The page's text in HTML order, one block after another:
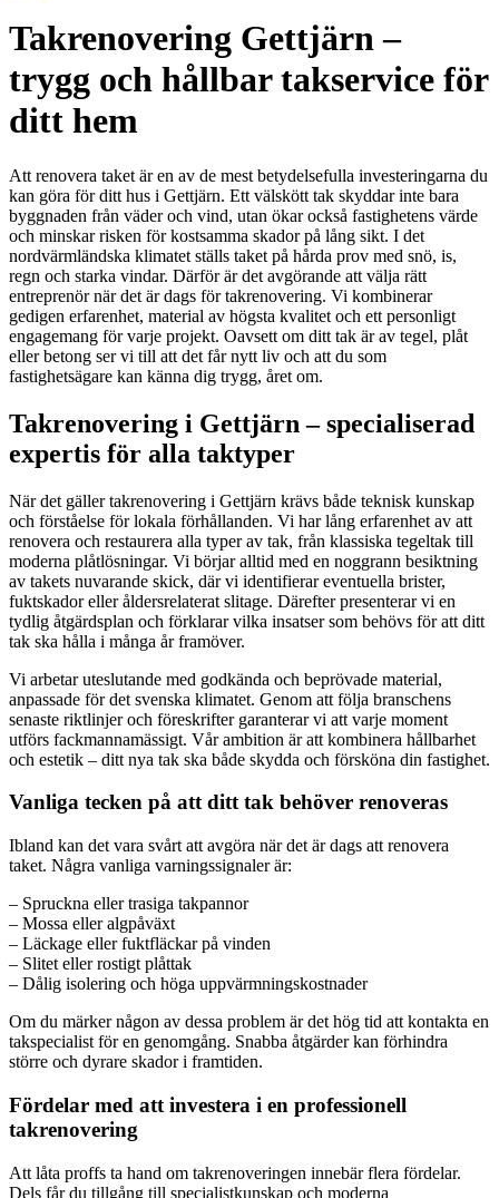
Takrenovering Gettjärn –
trygg och hållbar takservice för
ditt hem
Att renovera taket är en av de mest betydelsefulla investeringarna du
kan göra för ditt hus i Gettjärn. Ett välskött tak skyddar inte bara
byggnaden från väder och vind, utan ökar också fastighetens värde
och minskar risken för kostsamma skador på lång sikt. I det
nordvärmländska klimatet ställs taket på hårda prov med snö, is,
regn och starka vindar. Därför är det avgörande att välja rätt
entreprenör när det är dags för takrenovering. Vi kombinerar
gedigen erfarenhet, material av högsta kvalitet och ett personligt
engagemang för varje projekt. Oavsett om ditt tak är av tegel, plåt
eller betong ser vi till att det får nytt liv och att du som
fastighetsägare kan känna dig trygg, året om.
Takrenovering i Gettjärn – specialiserad
expertis för alla taktyper
När det gäller takrenovering i Gettjärn krävs både teknisk kunskap
och förståelse för lokala förhållanden. Vi har lång erfarenhet av att
renovera och restaurera alla typer av tak, från klassiska tegeltak till
moderna plåtlösningar. Vi börjar alltid med en noggrann besiktning
av takets nuvarande skick, där vi identifierar eventuella brister,
fuktskador eller åldersrelaterat slitage. Därefter presenterar vi en
tydlig åtgärdsplan och förklarar vilka insatser som behövs för att ditt
tak ska hålla i många år framöver.
Vi arbetar uteslutande med godkända och beprövade material,
anpassade för det svenska klimatet. Genom att följa branschens
senaste riktlinjer och föreskrifter garanterar vi att varje moment
utförs fackmannamässigt. Vår ambition är att kombinera hållbarhet
och estetik – ditt nya tak ska både skydda och försköna din fastighet.
Vanliga tecken på att ditt tak behöver renoveras
Ibland kan det vara svårt att avgöra när det är dags att renovera
taket. Några vanliga varningssignaler är:
– Spruckna eller trasiga takpannor
– Mossa eller algpåväxt
– Läckage eller fuktfläckar på vinden
– Slitet eller rostigt plåttak
– Dålig isolering och höga uppvärmningskostnader
Om du märker någon av dessa problem är det hög tid att kontakta en
takspecialist för en genomgång. Snabba åtgärder kan förhindra
större och dyrare skador i framtiden.
Fördelar med att investera i en professionell
takrenovering
Att låta proffs ta hand om takrenoveringen innebär flera fördelar.
Dels får du tillgång till specialistkunskap och moderna